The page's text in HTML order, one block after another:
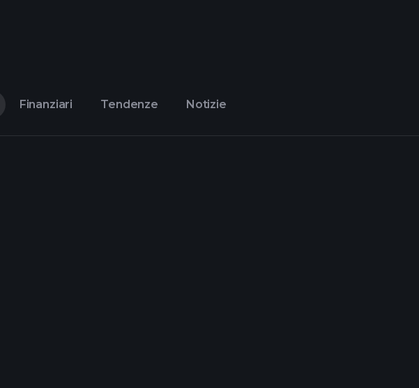
Finanziari Tendenze Notizie